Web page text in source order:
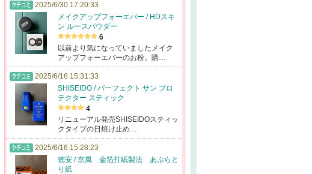
2025/6/30 17:20:33
メイクアップフォーエバー / HDスキ
ン ルースパウダー
6
以前より気になっていましたメイク
アップフォーエバーのお粉。購…
2025/6/16 15:31:33
SHISEIDO / パーフェクト サン プロ
テクター スティック
4
リニューアル発売SHISEIDOスティッ
クタイプの日焼け止め…
2025/6/16 15:28:23
徳安 / 京風 金箔打紙製法 あぶらと
り紙